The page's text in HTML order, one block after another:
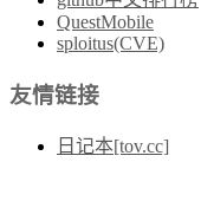
QuestMobile
sploitus(CVE)
友情链接
日记本[tov.cc]